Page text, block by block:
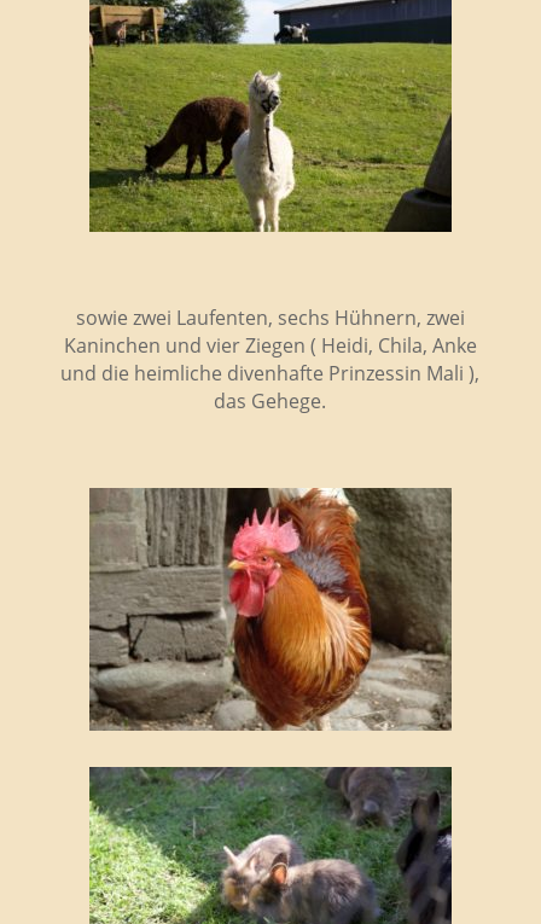
sowie zwei Laufenten, sechs Hühnern, zwei
Kaninchen und vier Ziegen ( Heidi, Chila, Anke
und die heimliche divenhafte Prinzessin Mali ),
das Gehege.